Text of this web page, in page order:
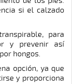
si el calzado
para
y prevenir así
hongos.
opción, ya que
y proporciona